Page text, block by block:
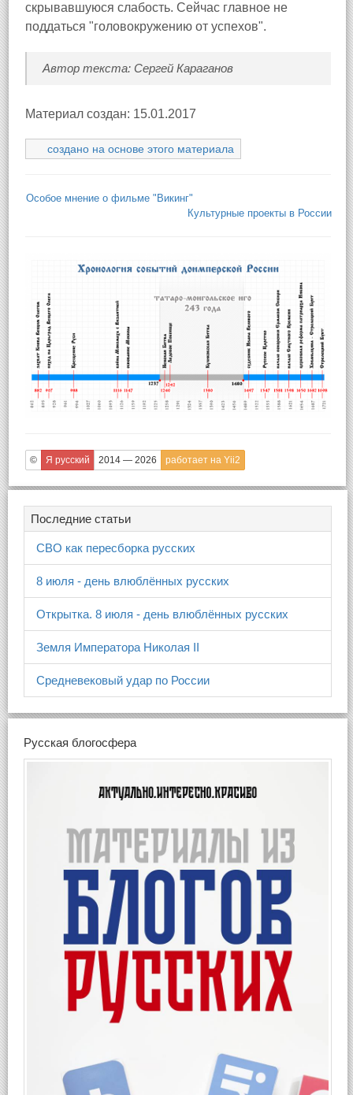
скрывавшуюся слабость. Сейчас главное не
поддаться "головокружению от успехов".
Автор текста: Сергей Караганов
Материал создан: 15.01.2017
создано на основе этого материала
Особое мнение о фильме "Викинг"
Культурные проекты в России
© Я русский 2014 — 2026 работает на Yii2
Последние статьи
СВО как пересборка русских
8 июля - день влюблённых русских
Открытка. 8 июля - день влюблённых русских
Земля Императора Николая II
Средневековый удар по России
Русская блогосфера